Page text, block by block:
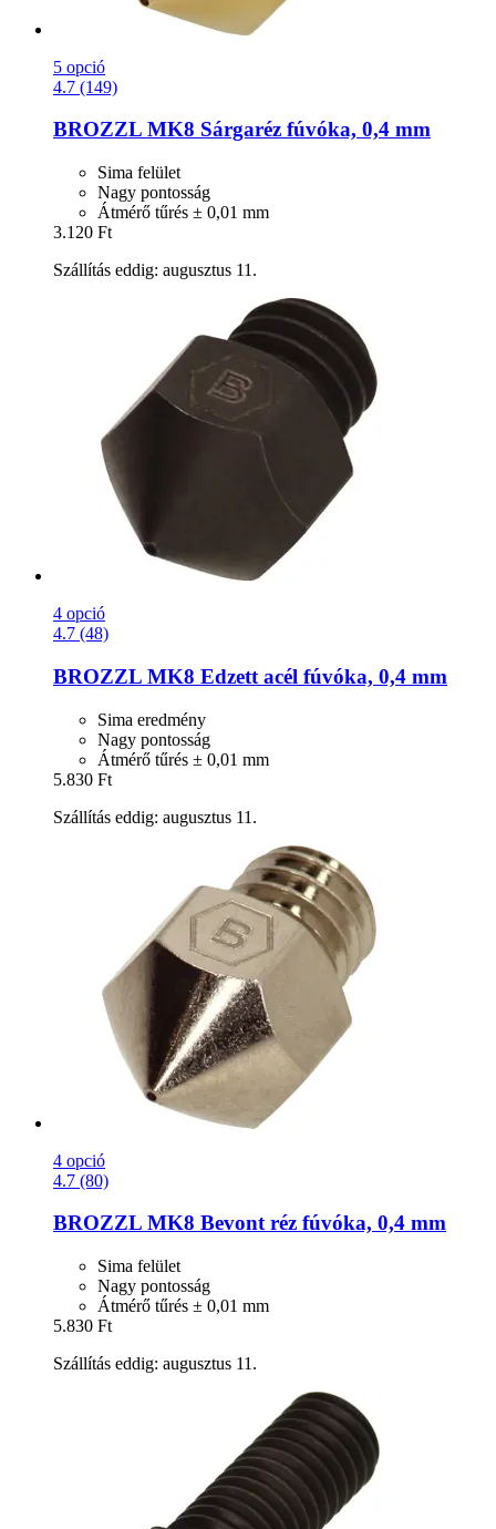
5 opció
4.7 (149)
BROZZL MK8 Sárgaréz fúvóka, 0,4 mm
Sima felület
Nagy pontosság
Átmérő tűrés ± 0,01 mm
3.120 Ft
Szállítás eddig: augusztus 11.
4 opció
4.7 (48)
BROZZL MK8 Edzett acél fúvóka, 0,4 mm
Sima eredmény
Nagy pontosság
Átmérő tűrés ± 0,01 mm
5.830 Ft
Szállítás eddig: augusztus 11.
4 opció
4.7 (80)
BROZZL MK8 Bevont réz fúvóka, 0,4 mm
Sima felület
Nagy pontosság
Átmérő tűrés ± 0,01 mm
5.830 Ft
Szállítás eddig: augusztus 11.